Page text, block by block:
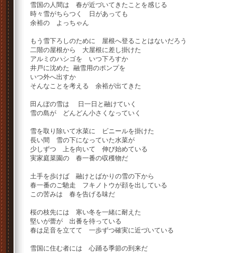
雪国の人間は 春が近づいてきたことを感じる
時々雪がちらつく 日があっても
余裕の よっちゃん
もう雪下ろしのために 屋根へ登ることはないだろう
二階の屋根から 大屋根に差し掛けた
アルミのハシゴを いつ下ろすか
井戸に沈めた 融雪用のポンプを
いつ外へ出すか
そんなことを考える 余裕が出てきた
田んぼの雪は 日一日と融けていく
雪の島が どんどん小さくなっていく
雪を取り除いて水菜に ビニールを掛けた
長い間 雪の下になっていた水菜が
少しずつ 上を向いて 伸び始めている
実家庭菜園の 春一番の収穫物だ
土手を歩けば 融けとばかりの雪の下から
春一番のご馳走 フキノトウが顔を出している
この苦みは 春を告げる味だ
桜の枝先には 寒い冬を一緒に耐えた
堅いが蕾が 出番を待っている
春は足音を立てて 一歩ずつ確実に近づいている
雪国に住む者には 心踊る季節の到来だ